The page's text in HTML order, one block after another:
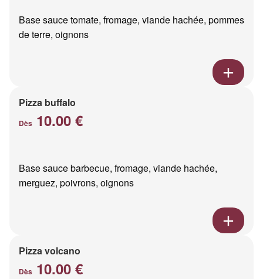
Base sauce tomate, fromage, viande hachée, pommes
de terre, oignons
Pizza buffalo
Dès 10.00 €
Base sauce barbecue, fromage, viande hachée,
merguez, poivrons, oignons
Pizza volcano
Dès 10.00 €